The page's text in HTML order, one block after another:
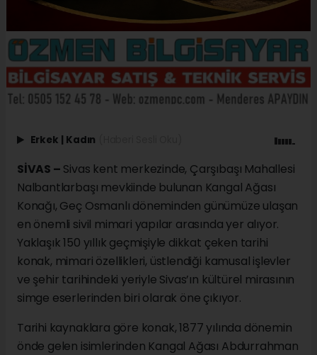
Erkek | Kadın
SİVAS – Sivas kent merkezinde, Çarşıbaşı Mahallesi
Nalbantlarbaşı mevkiinde bulunan Kangal Ağası
Konağı, Geç Osmanlı döneminden günümüze ulaşan
en önemli sivil mimari yapılar arasında yer alıyor.
Yaklaşık 150 yıllık geçmişiyle dikkat çeken tarihi
konak, mimari özellikleri, üstlendiği kamusal işlevler
ve şehir tarihindeki yeriyle Sivas’ın kültürel mirasının
simge eserlerinden biri olarak öne çıkıyor.
Tarihi kaynaklara göre konak, 1877 yılında dönemin
önde gelen isimlerinden Kangal Ağası Abdurrahman